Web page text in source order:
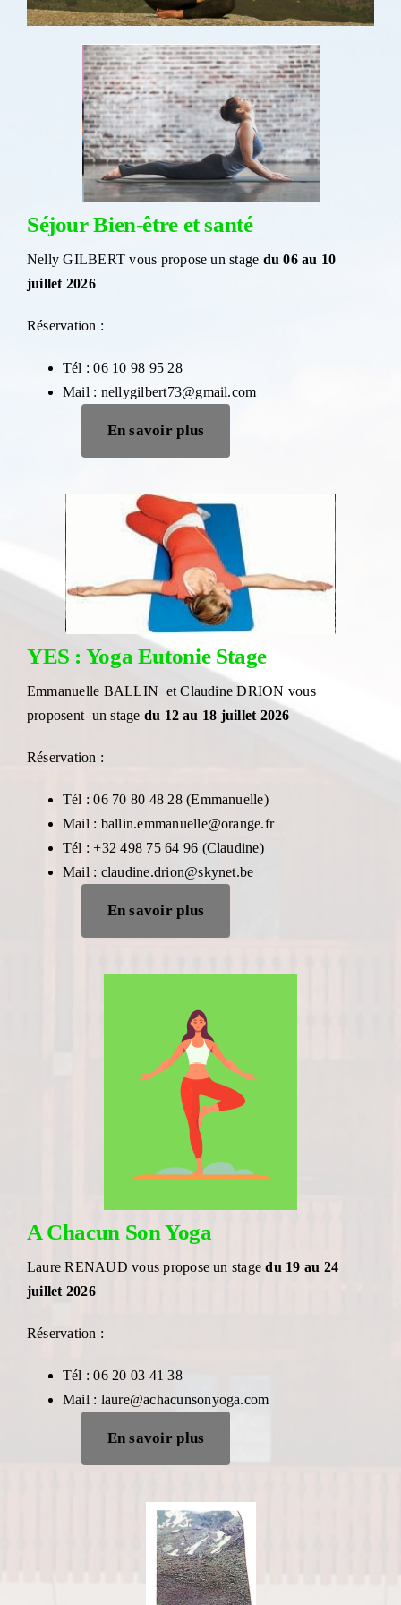
Séjour Bien-être et santé
Nelly GILBERT vous propose un stage du 06 au 10
juillet 2026
Réservation :
Tél : 06 10 98 95 28
Mail : nellygilbert73@gmail.com
En savoir plus
YES : Yoga Eutonie Stage
Emmanuelle BALLIN et Claudine DRION vous
proposent un stage du 12 au 18 juillet 2026
Réservation :
Tél : 06 70 80 48 28 (Emmanuelle)
Mail : ballin.emmanuelle@orange.fr
Tél : +32 498 75 64 96 (Claudine)
Mail : claudine.drion@skynet.be
En savoir plus
A Chacun Son Yoga
Laure RENAUD vous propose un stagedu 19 au 24
juillet 2026
Réservation :
Tél : 06 20 03 41 38
Mail : laure@achacunsonyoga.com
En savoir plus